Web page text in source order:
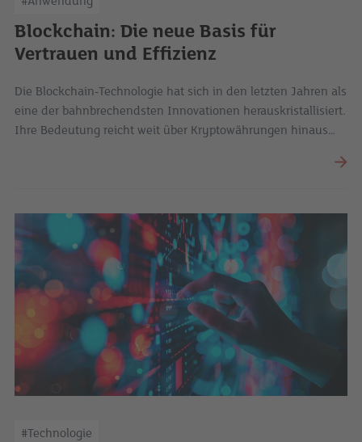
Blockchain: Die neue Basis für
Vertrauen und Effizienz
Die Blockchain-Technologie hat sich in den letzten Jahren als
eine der bahnbrechendsten Innovationen herauskristallisiert.
Ihre Bedeutung reicht weit über Kryptowährungen hinaus
#Technologie